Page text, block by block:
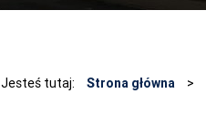
Jesteś tutaj: Strona główna >